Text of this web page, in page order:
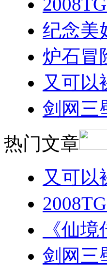
纪念美
炉石冒
又可以
剑网三
热门文章
又可以
《仙
剑网三